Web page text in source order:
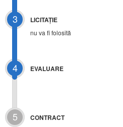
3 LICITAŢIE
nu va fi folosită
4 EVALUARE
5 CONTRACT